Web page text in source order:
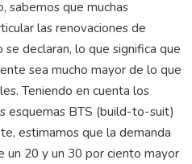
sabemos que muchas
las renovaciones de
declaran, lo que significa que
sea mucho mayor de lo que
Teniendo en cuenta los
esquemas BTS (build-to-suit)
estimamos que la demanda
un 20 y un 30 por ciento mayor